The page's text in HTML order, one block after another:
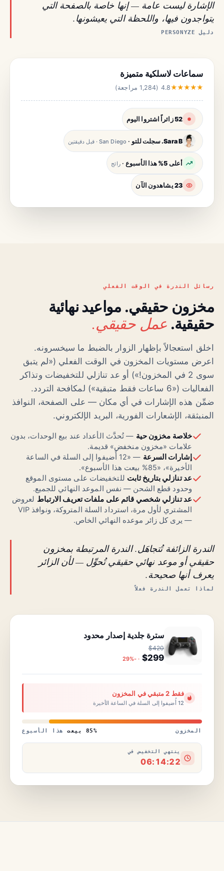
الإشارة ليست عامة — إنها خاصة بالصفحة التي
يتواجدون فيها، واللحظة التي يعيشونها.
دليل PERSONYZE
سماعات لاسلكية متميزة
★★★★★4.8 (1,284 مراجعة)
52 زائراً اشتروا اليوم
Sara B. سجلت للتو · San Diego · قبل دقيقتين
أعلى 5% هذا الأسبوع ·رائج
23 يشاهدون الآن
رسائل الندرة في الوقت الفعلي
مخزون حقيقي. مواعيد نهائية
حقيقية. عمل حقيقي.
اخلق استعجالاً بإظهار الزوار بالضبط ما سيخسرونه.
اعرض مستويات المخزون في الوقت الفعلي («لم يتبق
سوى 2 في المخزون!») أو عد تنازلي للتخفيضات وتذاكر
الفعاليات («6 ساعات فقط متبقية») لمكافحة التردد.
ضمِّن هذه الإشارات في أي مكان — على الصفحة، النوافذ
المنبثقة، الإشعارات الفورية، البريد الإلكتروني.
خلاصة مخزون حية — تُحدَّث الأعداد عند بيع الوحدات، بدون
علامات «مخزون منخفض» قديمة.
إشارات السرعة
— «12 أُضيفوا إلى السلة في الساعة
الأخيرة»، «85% بيعت هذا الأسبوع».
عد تنازلي بتاريخ ثابت للتخفيضات على مستوى الموقع
وحدود قطع الشحن — نفس الموعد النهائي للجميع.
عد تنازلي شخصي قائم على ملفات تعريف الارتباط لعروض
المشتري لأول مرة، استرداد السلة المتروكة، ونوافذ VIP
— يرى كل زائر موعده النهائي الخاص.
الندرة الزائفة تُتجاهَل. الندرة المرتبطة بمخزون
حقيقي أو موعد نهائي حقيقي تُحوِّل — لأن الزائر
يعرف أنها صحيحة.
لماذا تعمل الندرة فعلاً
سترة جلدية إصدار محدود
$420
$299
· -29%
فقط 2 متبقي في المخزون
12 أُضيفوا إلى السلة في الساعة الأخيرة
المخزون 85% بيعت هذا الأسبوع
ينتهي التخفيض في
06:14:22